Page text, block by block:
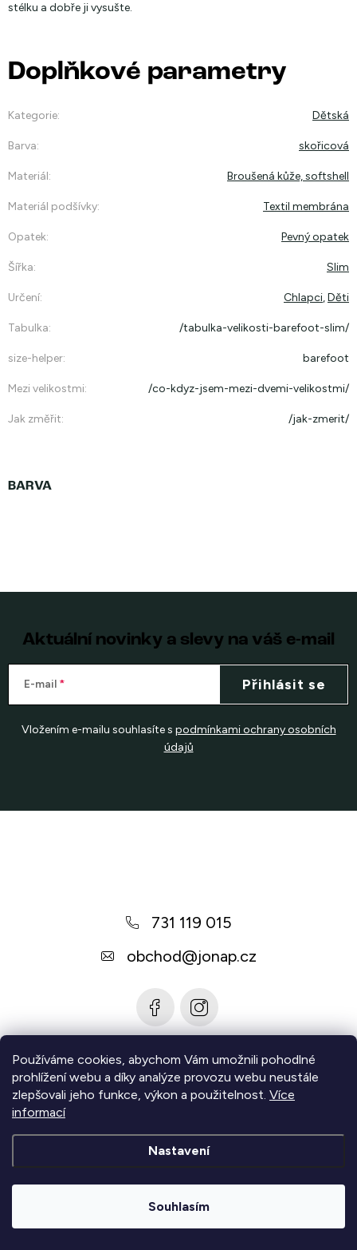
Používáme cookies, abychom Vám umožnili pohodlné
prohlížení webu a díky analýze provozu webu neustále
zlepšovali jeho funkce, výkon a použitelnost. Více
informací
Nastavení
Souhlasím
stélku a dobře ji vysušte.
Doplňkové parametry
Kategorie: Dětská
Barva: skořicová
Materiál: Broušená kůže, softshell
Materiál podšívky: Textil membrána
Opatek: Pevný opatek
Šířka: Slim
Určení: Chlapci,Děti
Tabulka: /tabulka-velikosti-barefoot-slim/
size-helper: barefoot
Mezi velikostmi: /co-kdyz-jsem-mezi-dvemi-velikostmi/
Jak změřit: /jak-zmerit/
Aktuální novinky a slevy na váš e-mail
E-mail
Vložením e-mailu souhlasíte s podmínkami ochrany osobních
údajů
Přihlásit se
731 119 015
obchod@jonap.cz
Informace pro vás
Zjistěte více
vyhrazena.Upravit nastavení cookies